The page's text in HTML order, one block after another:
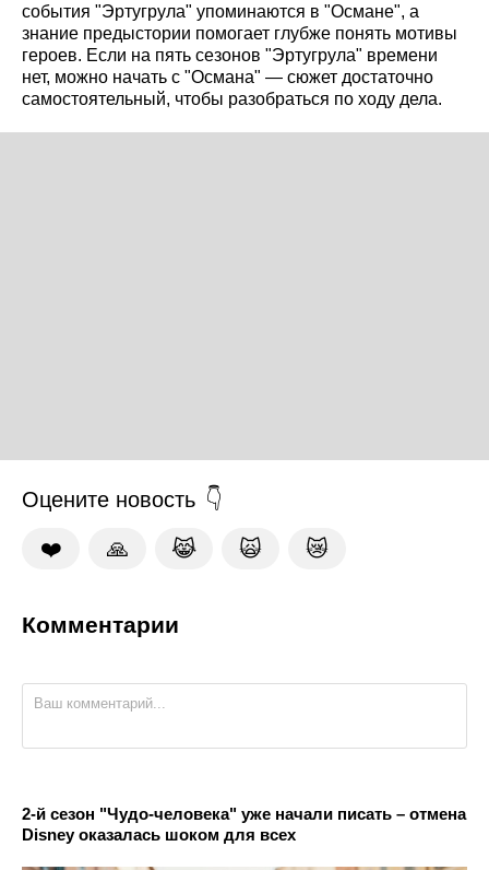
события "Эртугрула" упоминаются в "Османе", а
знание предыстории помогает глубже понять мотивы
героев. Если на пять сезонов "Эртугрула" времени
нет, можно начать с "Османа" — сюжет достаточно
самостоятельный, чтобы разобраться по ходу дела.
Оцените новость
❤️ 🙏 😹 🙀 😿
Комментарии
2-й сезон "Чудо-человека" уже начали писать – отмена
Disney оказалась шоком для всех